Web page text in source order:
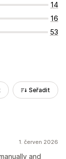
14
16
53
Seřadit
1. červen 2026
and